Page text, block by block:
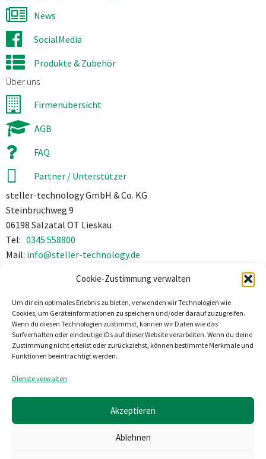
Cookie-Zustimmung verwalten
Um dir ein optimales Erlebnis zu bieten, verwenden wir Technologien wie
Cookies, um Geräteinformationen zu speichern und/oder darauf zuzugreifen.
Wenn du diesen Technologien zustimmst, können wir Daten wie das
Surfverhalten oder eindeutige IDs auf dieser Website verarbeiten. Wenn du deine
Zustimmung nicht erteilst oder zurückziehst, können bestimmte Merkmale und
Funktionen beeinträchtigt werden.
Dienste verwalten
Akzeptieren
Ablehnen
News
SocialMedia
Produkte & Zubehör
Über uns
Firmenübersicht
AGB
FAQ
Partner / Unterstützer
steller-technology GmbH & Co. KG
Steinbruchweg 9
06198 Salzatal OT Lieskau
Tel: 0345 558800
Mail: info@steller-technology.de